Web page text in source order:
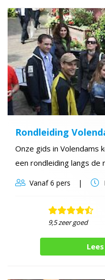
Rondleiding
Onze gids in Volendams
een rondleiding langs de
Vanaf6 pers
9,5 zeer goed